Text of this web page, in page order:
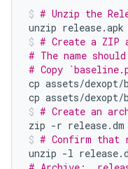
# Unzip the
unzip release.apk
# Create a ZIP
# The name
# Copy
cp assets/
cp assets/dexopt/
# Create an
zip -r release.dm
# Confirm that
unzip -l